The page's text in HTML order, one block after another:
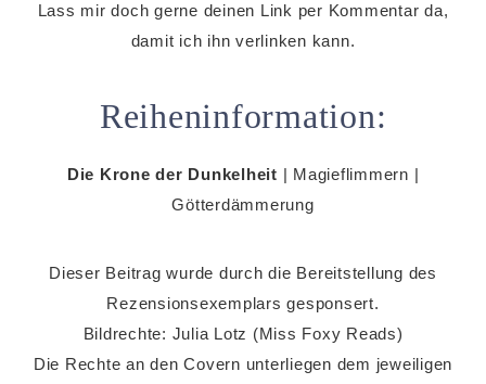
Lass mir doch gerne deinen Link per Kommentar da,
damit ich ihn verlinken kann.
Reiheninformation:
Die Krone der Dunkelheit | Magieflimmern |
Götterdämmerung
Dieser Beitrag wurde durch die Bereitstellung des
Rezensionsexemplars gesponsert.
Bildrechte: Julia Lotz (Miss Foxy Reads)
Die Rechte an den Covern unterliegen dem jeweiligen